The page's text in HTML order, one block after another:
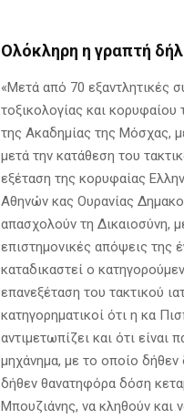
Ολόκληρη η γραπτή
«Μετά από 70 εξαντλητικές
τοξικολογίας και
της Ακαδημίας της Μόσχας,
μετά την κατάθεση του
εξέταση της κορυφαίας
Αθηνών κας Ουρανίας
απασχολούν τη Δικαιοσύνη,
επιστημονικές απόψεις της
καταδικαστεί ο
επανεξέταση του τακτικού
κατηγορηματικοί ότι η κα
αντιμετωπίζει και ότι
μηχάνημα, με το οποίο
δήθεν θανατηφόρα δόση
Μπουζιάνης, να κληθούν και